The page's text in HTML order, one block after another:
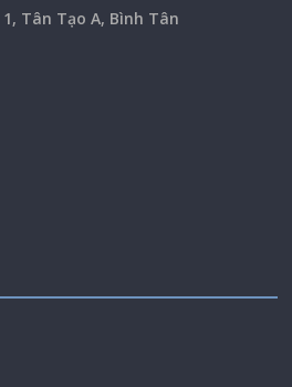
Tân Tạo A, Bình Tân